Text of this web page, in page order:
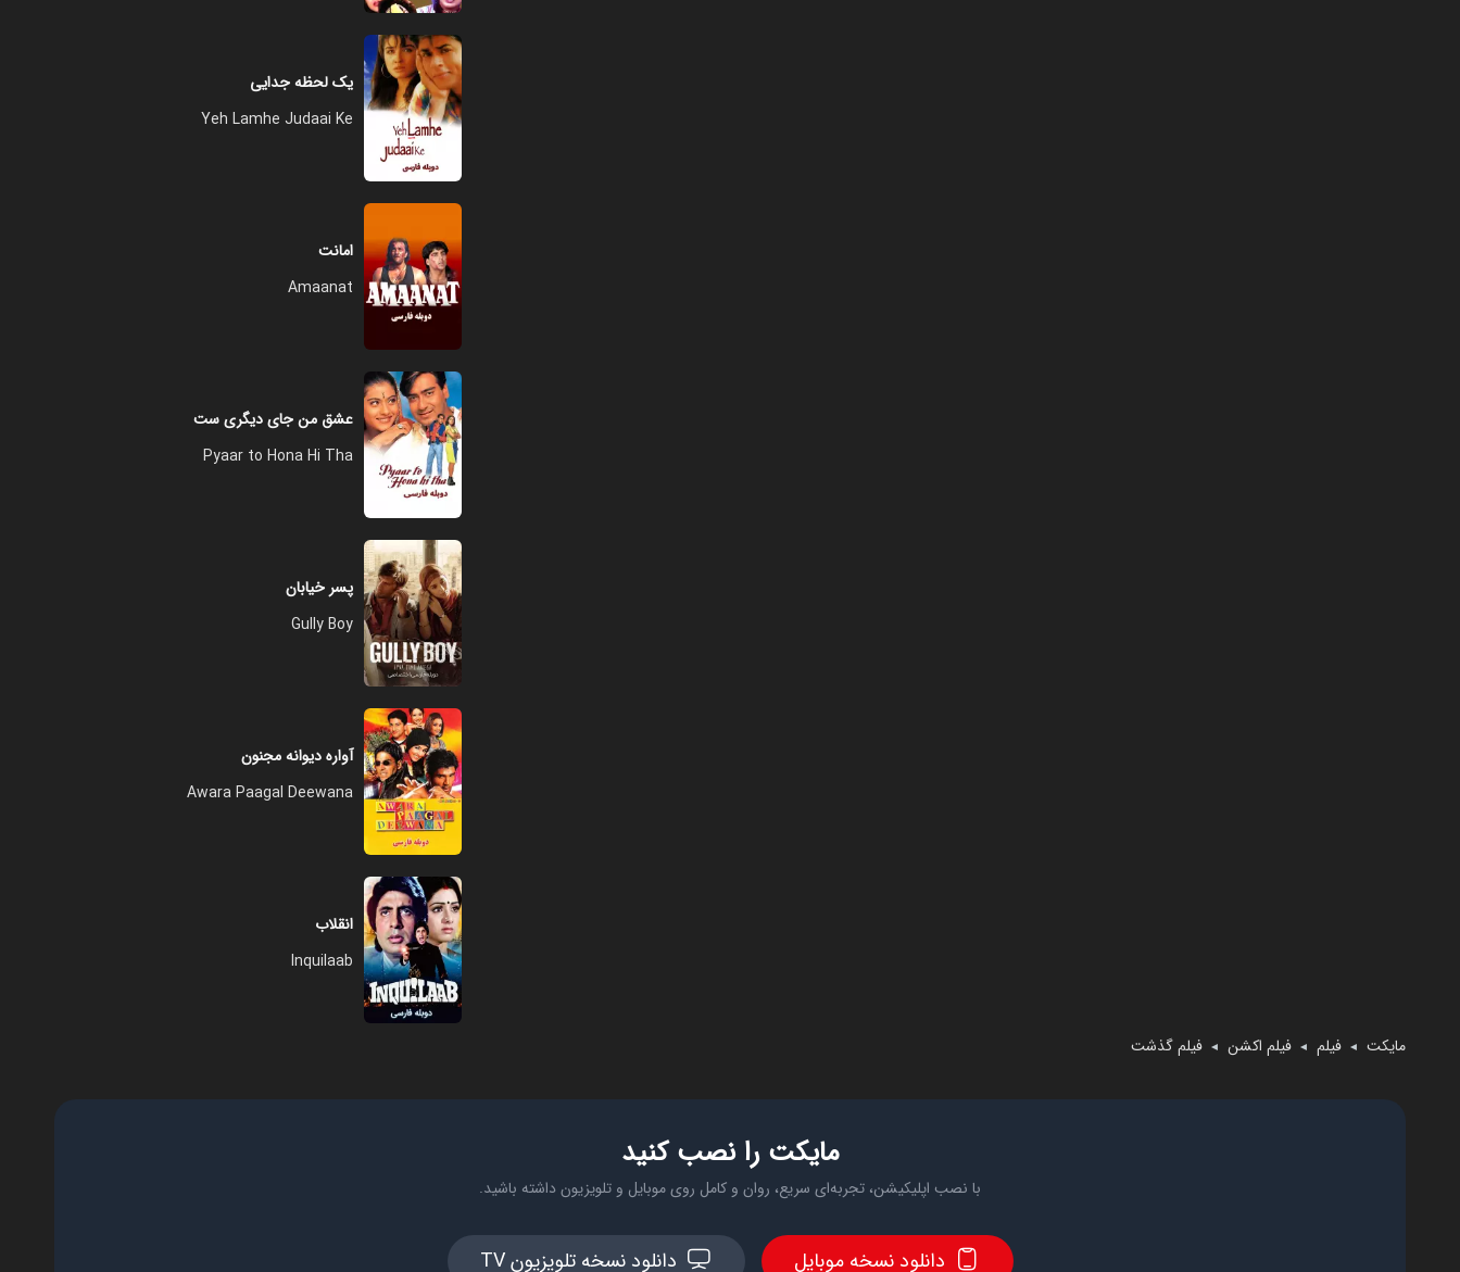
مایکت ◄ فیلم ◄ فیلم اکشن ◄ فیلم گذشت
یک لحظه جدایی
Yeh Lamhe Judaai Ke
امانت
Amaanat
عشق من جای دیگری ست
Pyaar to Hona Hi Tha
پسر خیابان
Gully Boy
آواره دیوانه مجنون
Awara Paagal Deewana
انقلاب
Inquilaab
مایکت را نصب کنید
با نصب اپلیکیشن، تجربه‌ای سریع، روان و کامل روی موبایل و تلویزیون داشته باشید.
دانلود نسخه موبایل دانلود نسخه تلویزیون TV